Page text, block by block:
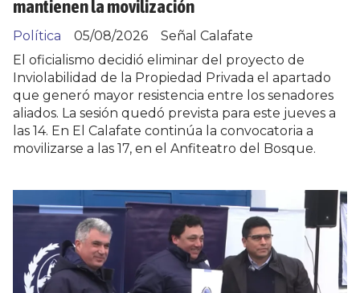
mantienen la movilización
Señal Calafate
Política
05/08/2026
El oficialismo decidió eliminar del proyecto de
Inviolabilidad de la Propiedad Privada el apartado
que generó mayor resistencia entre los senadores
aliados. La sesión quedó prevista para este jueves a
las 14. En El Calafate continúa la convocatoria a
movilizarse a las 17, en el Anfiteatro del Bosque.